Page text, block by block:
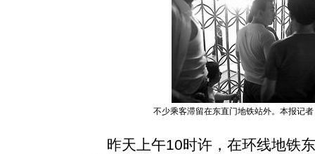
不少乘客滞留在东直门地铁站外。本报记
昨天上午10时许，在环线地铁东